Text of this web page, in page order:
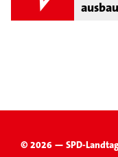
© 2026 — SPD-